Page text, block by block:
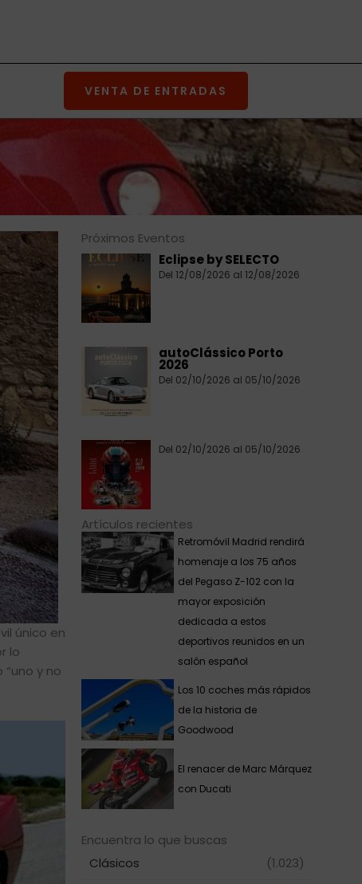
VENTA DE ENTRADAS
único en
lo
y no
Próximos Eventos
Eclipse by SELECTO
Del 12/08/2026 al 12/08/2026
autoClássico Porto
2026
Del 02/10/2026 al 05/10/2026
Del 02/10/2026 al 05/10/2026
Artículos recientes
Retromóvil Madrid rendirá
homenaje a los 75 años
del Pegaso Z-102 con la
mayor exposición
dedicada a estos
deportivos reunidos en un
salón español
Los 10 coches más rápidos
de la historia de
Goodwood
El renacer de Marc Márquez
con Ducati
Encuentra lo que buscas
Clásicos
(1.023)